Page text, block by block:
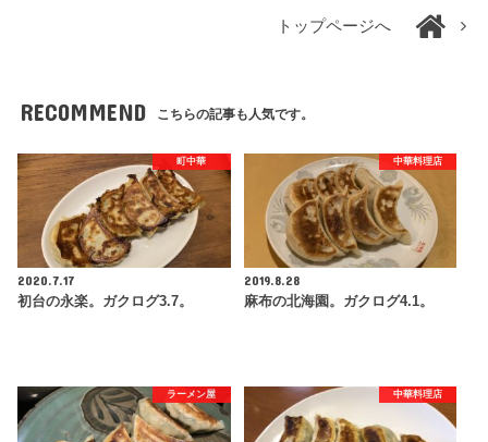
トップページへ
RECOMMEND こちらの記事も人気です。
町中華
2020.7.17
初台の永楽。ガクログ3.7。
中華料理店
2019.8.28
麻布の北海園。ガクログ4.1。
ラーメン屋 中華料理店